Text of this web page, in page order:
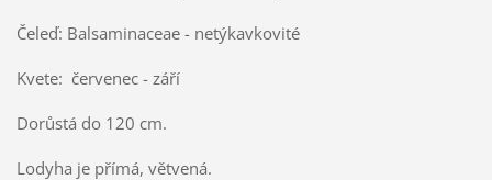
Čeleď: Balsaminaceae - netýkavkovité
Kvete: červenec - září
Dorůstá do 120 cm.
Lodyha je přímá, větvená.